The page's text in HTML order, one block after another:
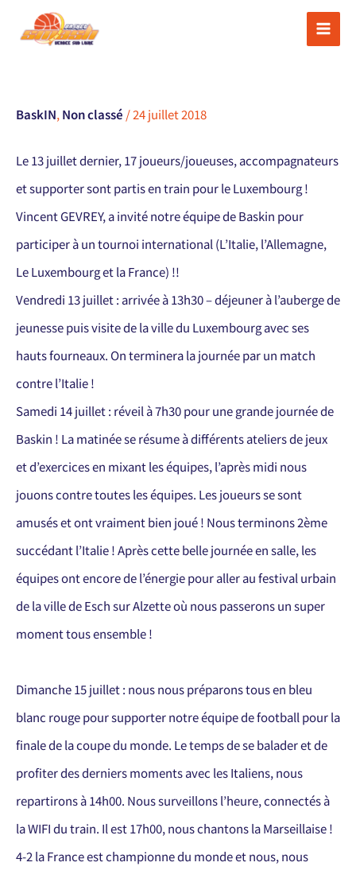
BaskIN, Non classé /24 juillet 2018
Le 13 juillet dernier, 17 joueurs/joueuses, accompagnateurs
et supporter sont partis en train pour le Luxembourg !
Vincent GEVREY, a invité notre équipe de Baskin pour
participer à un tournoi international (L’Italie, l’Allemagne,
Le Luxembourg et la France) !!
Vendredi 13 juillet : arrivée à 13h30 – déjeuner à l’auberge de
jeunesse puis visite de la ville du Luxembourg avec ses
hauts fourneaux. On terminera la journée par un match
contre l’Italie !
Samedi 14 juillet : réveil à 7h30 pour une grande journée de
Baskin ! La matinée se résume à différents ateliers de jeux
et d’exercices en mixant les équipes, l’après midi nous
jouons contre toutes les équipes. Les joueurs se sont
amusés et ont vraiment bien joué ! Nous terminons 2ème
succédant l’Italie ! Après cette belle journée en salle, les
équipes ont encore de l’énergie pour aller au festival urbain
de la ville de Esch sur Alzette où nous passerons un super
moment tous ensemble !
Dimanche 15 juillet : nous nous préparons tous en bleu
blanc rouge pour supporter notre équipe de football pour la
finale de la coupe du monde. Le temps de se balader et de
profiter des derniers moments avec les Italiens, nous
repartirons à 14h00. Nous surveillons l’heure, connectés à
la WIFI du train. Il est 17h00, nous chantons la Marseillaise !
4-2 la France est championne du monde et nous, nous